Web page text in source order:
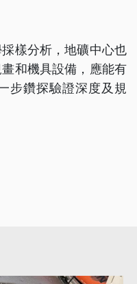
樣分析，地礦中心也
和機具設備，應能有
步鑽探驗證深度及規